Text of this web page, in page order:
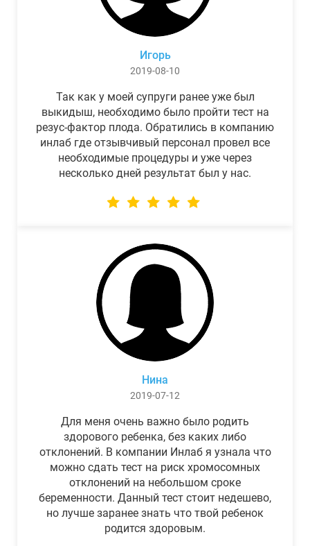
Игорь
2019-08-10
Так как у моей супруги ранее уже был
выкидыш, необходимо было пройти тест на
резус-фактор плода. Обратились в компанию
инлаб где отзывчивый персонал провел все
необходимые процедуры и уже через
несколько дней результат был у нас.
Нина
2019-07-12
Для меня очень важно было родить
здорового ребенка, без каких либо
отклонений. В компании Инлаб я узнала что
можно сдать тест на риск хромосомных
отклонений на небольшом сроке
беременности. Данный тест стоит недешево,
но лучше заранее знать что твой ребенок
родится здоровым.